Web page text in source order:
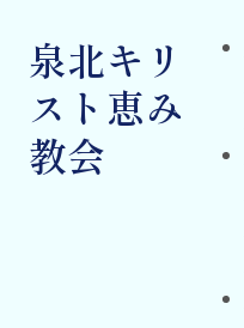
泉北キリ
スト恵み
教会